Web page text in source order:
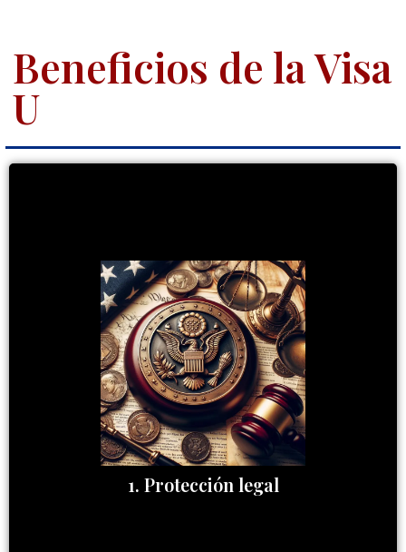
Beneficios de la Visa
U
1. Protección legal
Obtener la
visa U
te brinda protección legal en
Estados Unidos y te permite permanecer en el país
sin temor a la deportación. También puedes ser
elegible para ajustar tu estatus migratorio y obtener
la residencia permanente.